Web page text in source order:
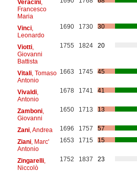
Veracini,
Francesco
Maria
Vinci,
Leonardo
1690 1730 30
Viotti,
Giovanni
Battista
1755 1824 20
Vitali, Tomaso
Antonio
1663 1745 45
Vivaldi,
Antonio
1678 1741 41
Zamboni,
Giovanni
1650 1713 13
Zani, Andrea 1696 1757
57
Ziani, Marc'
Antonio
1653 1715 15
Zingarelli,
Niccolò
1752 1837 23